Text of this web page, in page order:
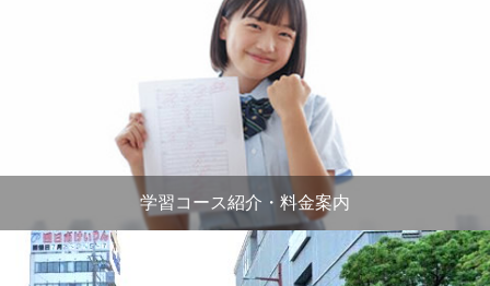
学習コース紹介・料金案内